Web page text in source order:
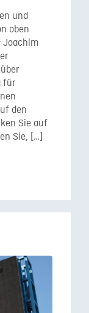
und
oben
Joachim
für
den
Sie auf
Sie, […]